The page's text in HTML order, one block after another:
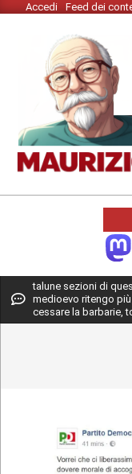
Skip Accedi Feed dei
Primary
Navigation
Menu
talune sezioni di
medioevo ritengo
cessare la barbarie,